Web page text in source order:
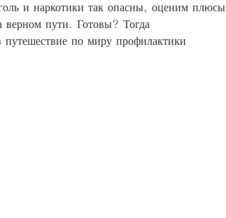
и наркотики так опасны, оценим плюсы
пути. Готовы? Тогда
путешествие по миру профилактики